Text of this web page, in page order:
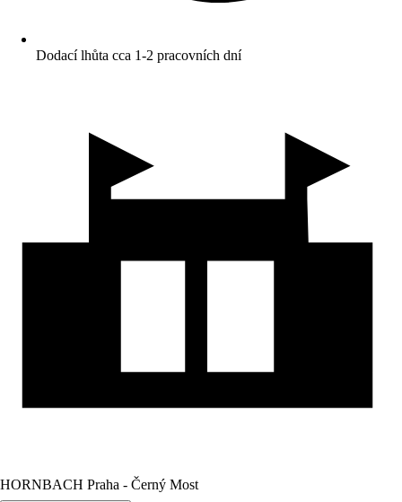
Dodací lhůta cca 1-2 pracovních dní
HORNBACH Praha - Černý Most